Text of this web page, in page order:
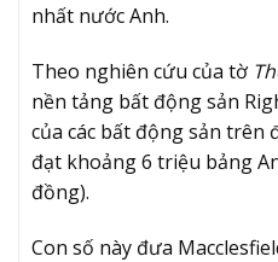
nhất nước Anh.
Theo nghiên cứu của tờ
nền tảng bất động sản
của các bất động sản trên
đạt khoảng 6 triệu bảng
đồng).
Con số này đưa